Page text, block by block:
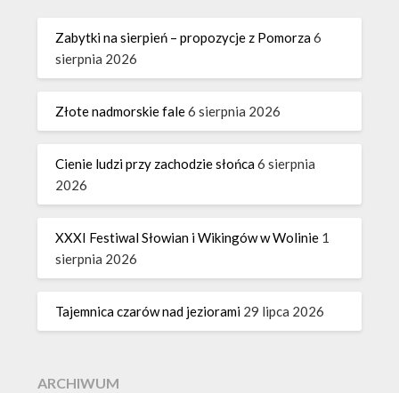
Zabytki na sierpień – propozycje z Pomorza6
sierpnia 2026
Złote nadmorskie fale6 sierpnia 2026
Cienie ludzi przy zachodzie słońca6 sierpnia
2026
XXXI Festiwal Słowian i Wikingów w Wolinie 1
sierpnia 2026
Tajemnica czarów nad jeziorami 29 lipca 2026
ARCHIWUM